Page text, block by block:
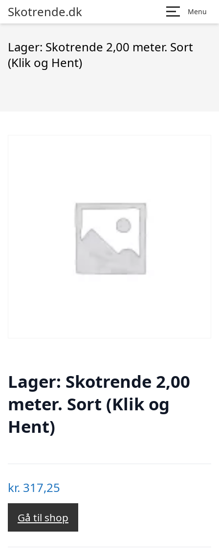
Skotrende.dk Menu
Lager: Skotrende 2,00 meter. Sort
(Klik og Hent)
Lager: Skotrende 2,00
meter. Sort (Klik og
Hent)
kr. 317,25
Gå til shop